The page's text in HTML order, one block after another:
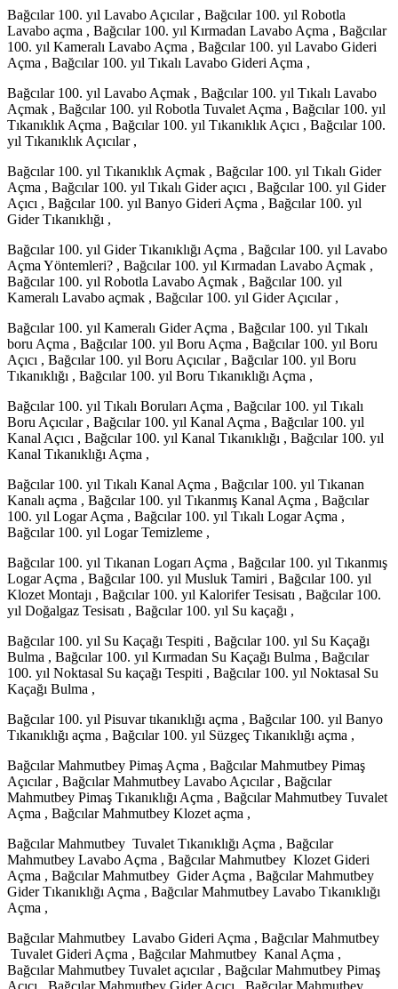
Bağcılar 100. yıl Lavabo Açıcılar , Bağcılar 100. yıl Robotla
Lavabo açma , Bağcılar 100. yıl Kırmadan Lavabo Açma , Bağcılar
100. yıl Kameralı Lavabo Açma , Bağcılar 100. yıl Lavabo Gideri
Açma , Bağcılar 100. yıl Tıkalı Lavabo Gideri Açma ,
Bağcılar 100. yıl Lavabo Açmak , Bağcılar 100. yıl Tıkalı Lavabo
Açmak , Bağcılar 100. yıl Robotla Tuvalet Açma , Bağcılar 100. yıl
Tıkanıklık Açma , Bağcılar 100. yıl Tıkanıklık Açıcı , Bağcılar 100.
yıl Tıkanıklık Açıcılar ,
Bağcılar 100. yıl Tıkanıklık Açmak , Bağcılar 100. yıl Tıkalı Gider
Açma , Bağcılar 100. yıl Tıkalı Gider açıcı , Bağcılar 100. yıl Gider
Açıcı , Bağcılar 100. yıl Banyo Gideri Açma , Bağcılar 100. yıl
Gider Tıkanıklığı ,
Bağcılar 100. yıl Gider Tıkanıklığı Açma , Bağcılar 100. yıl Lavabo
Açma Yöntemleri? , Bağcılar 100. yıl Kırmadan Lavabo Açmak ,
Bağcılar 100. yıl Robotla Lavabo Açmak , Bağcılar 100. yıl
Kameralı Lavabo açmak , Bağcılar 100. yıl Gider Açıcılar ,
Bağcılar 100. yıl Kameralı Gider Açma , Bağcılar 100. yıl Tıkalı
boru Açma , Bağcılar 100. yıl Boru Açma , Bağcılar 100. yıl Boru
Açıcı , Bağcılar 100. yıl Boru Açıcılar , Bağcılar 100. yıl Boru
Tıkanıklığı , Bağcılar 100. yıl Boru Tıkanıklığı Açma ,
Bağcılar 100. yıl Tıkalı Boruları Açma , Bağcılar 100. yıl Tıkalı
Boru Açıcılar , Bağcılar 100. yıl Kanal Açma , Bağcılar 100. yıl
Kanal Açıcı , Bağcılar 100. yıl Kanal Tıkanıklığı , Bağcılar 100. yıl
Kanal Tıkanıklığı Açma ,
Bağcılar 100. yıl Tıkalı Kanal Açma , Bağcılar 100. yıl Tıkanan
Kanalı açma , Bağcılar 100. yıl Tıkanmış Kanal Açma , Bağcılar
100. yıl Logar Açma , Bağcılar 100. yıl Tıkalı Logar Açma ,
Bağcılar 100. yıl Logar Temizleme ,
Bağcılar 100. yıl Tıkanan Logarı Açma , Bağcılar 100. yıl Tıkanmış
Logar Açma , Bağcılar 100. yıl Musluk Tamiri , Bağcılar 100. yıl
Klozet Montajı , Bağcılar 100. yıl Kalorifer Tesisatı , Bağcılar 100.
yıl Doğalgaz Tesisatı , Bağcılar 100. yıl Su kaçağı ,
Bağcılar 100. yıl Su Kaçağı Tespiti , Bağcılar 100. yıl Su Kaçağı
Bulma , Bağcılar 100. yıl Kırmadan Su Kaçağı Bulma , Bağcılar
100. yıl Noktasal Su kaçağı Tespiti , Bağcılar 100. yıl Noktasal Su
Kaçağı Bulma ,
Bağcılar 100. yıl Pisuvar tıkanıklığı açma , Bağcılar 100. yıl Banyo
Tıkanıklığı açma , Bağcılar 100. yıl Süzgeç Tıkanıklığı açma ,
Bağcılar Mahmutbey Pimaş Açma , Bağcılar Mahmutbey Pimaş
Açıcılar , Bağcılar Mahmutbey Lavabo Açıcılar , Bağcılar
Mahmutbey Pimaş Tıkanıklığı Açma , Bağcılar Mahmutbey Tuvalet
Açma , Bağcılar Mahmutbey Klozet açma ,
Bağcılar Mahmutbey Tuvalet Tıkanıklığı Açma , Bağcılar
Mahmutbey Lavabo Açma , Bağcılar Mahmutbey Klozet Gideri
Açma , Bağcılar Mahmutbey Gider Açma , Bağcılar Mahmutbey
Gider Tıkanıklığı Açma , Bağcılar Mahmutbey Lavabo Tıkanıklığı
Açma ,
Bağcılar Mahmutbey Lavabo Gideri Açma , Bağcılar Mahmutbey
Tuvalet Gideri Açma , Bağcılar Mahmutbey Kanal Açma ,
Bağcılar Mahmutbey Tuvalet açıcılar , Bağcılar Mahmutbey Pimaş